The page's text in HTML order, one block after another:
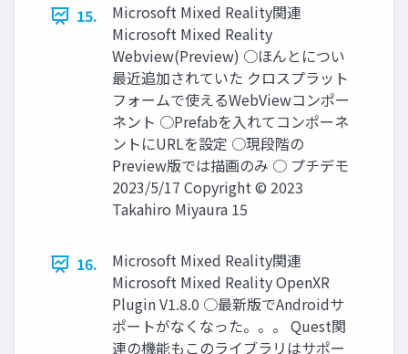
15.
Microsoft Mixed Reality関連
Microsoft Mixed Reality
Webview(Preview) ○ほんとについ
最近追加されていた クロスプラット
フォームで使えるWebViewコンポー
ネント ○Prefabを入れてコンポーネ
ントにURLを設定 ○現段階の
Preview版では描画のみ ○ プチデモ
2023/5/17 Copyright © 2023
Takahiro Miyaura 15
16.
Microsoft Mixed Reality関連
Microsoft Mixed Reality OpenXR
Plugin V1.8.0 ○最新版でAndroidサ
ポートがなくなった。。。 Quest関
連の機能もこのライブラリはサポー